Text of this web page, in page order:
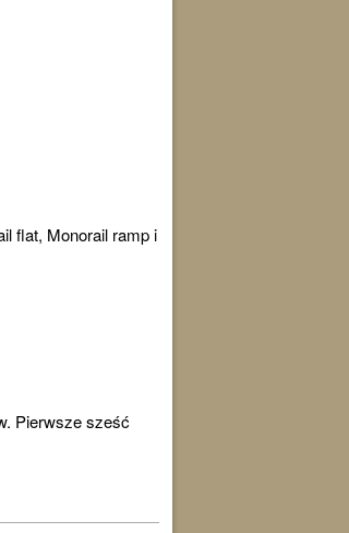
flat, Monorail ramp i
Pierwsze sześć